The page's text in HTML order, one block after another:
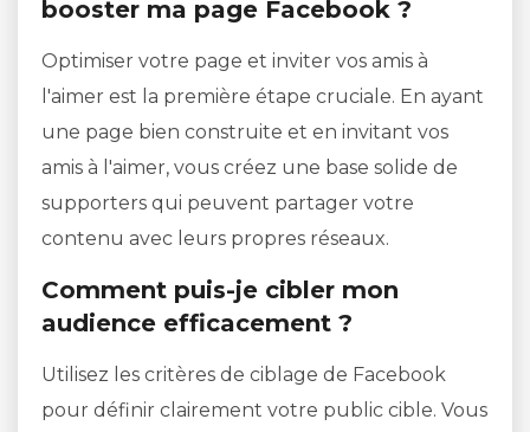
booster ma page Facebook ?
Optimiser votre page et inviter vos amis à
l'aimer est la première étape cruciale. En ayant
une page bien construite et en invitant vos
amis à l'aimer, vous créez une base solide de
supporters qui peuvent partager votre
contenu avec leurs propres réseaux.
Comment puis-je cibler mon
audience efficacement ?
Utilisez les critères de ciblage de Facebook
pour définir clairement votre public cible. Vous